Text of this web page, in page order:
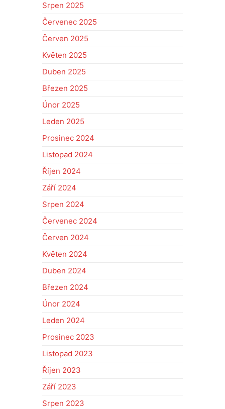
Srpen 2025
Červenec 2025
Červen 2025
Květen 2025
Duben 2025
Březen 2025
Únor 2025
Leden 2025
Prosinec 2024
Listopad 2024
Říjen 2024
Září 2024
Srpen 2024
Červenec 2024
Červen 2024
Květen 2024
Duben 2024
Březen 2024
Únor 2024
Leden 2024
Prosinec 2023
Listopad 2023
Říjen 2023
Září 2023
Srpen 2023